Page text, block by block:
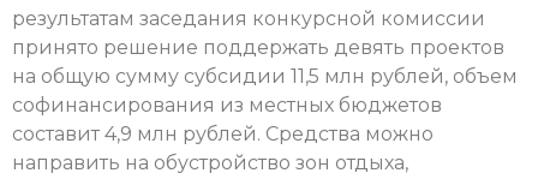
результатам заседания конкурсной комиссии
принято решение поддержать девять проектов
на общую сумму субсидии 11,5 млн рублей, объем
софинансирования из местных бюджетов
составит 4,9 млн рублей. Средства можно
направить на обустройство зон отдыха,